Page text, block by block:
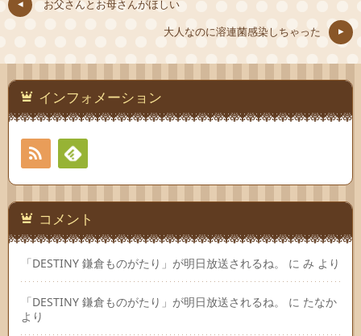
お父さんとお母さんがほしい
大人なのに溶連菌感染しちゃった
インフォメーション
Feedly
コメント
「DESTINY 鎌倉ものがたり」が明日放送されるね。 に み より
「DESTINY 鎌倉ものがたり」が明日放送されるね。 に たなか
より